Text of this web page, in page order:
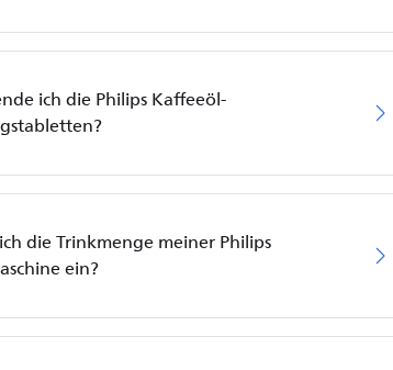
ich die Philips Kaffeeöl-
die Trinkmenge meiner Philips
ein?